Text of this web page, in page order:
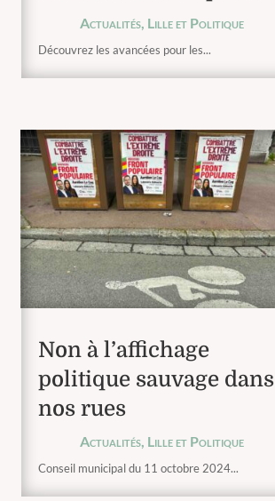
Actualités, Lille et Politique
Découvrez les avancées pour les...
Non à l’affichage
politique sauvage dans
nos rues
Actualités Lille et Politique
Conseil municipal du 11 octobre 2024...